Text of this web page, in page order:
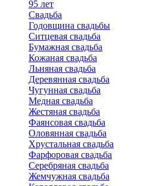
95 лет
Свадьба
Годовщина свадьбы
Ситцевая свадьба
Бумажная свадьба
Кожаная свадьба
Льняная свадьба
Деревянная свадьба
Чугунная свадьба
Медная свадьба
Жестяная свадьба
Фаянсовая свадьба
Оловянная свадьба
Хрустальная свадьба
Фарфоровая свадьба
Серебряная свадьба
Жемчужная свадьба